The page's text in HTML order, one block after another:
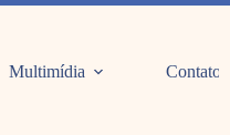
Multimídia Contato